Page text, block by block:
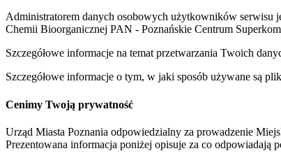
Administratorem danych osobowych użytkowników serwisu
Chemii Bioorganicznej PAN - Poznańskie Centrum
Szczegółowe informacje na temat przetwarzania Twoich
Szczegółowe informacje o tym, w jaki sposób używane są
Cenimy Twoją prywatność
Urząd Miasta Poznania odpowiedzialny za prowadzenie
Prezentowana informacja poniżej opisuje za co